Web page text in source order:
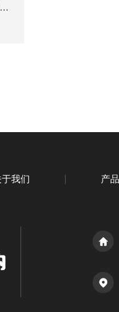
室内空气质量检测仪在操作时我们需要哪些要求
于我们 产